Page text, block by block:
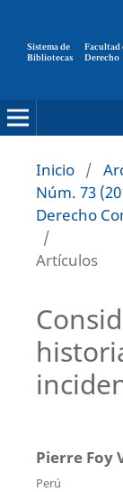
Sistema de
Bibliotecas
Facultad
Derecho
Inicio /
Núm. 73
Derecho
/
Artículos
Pierre Foy
Perú